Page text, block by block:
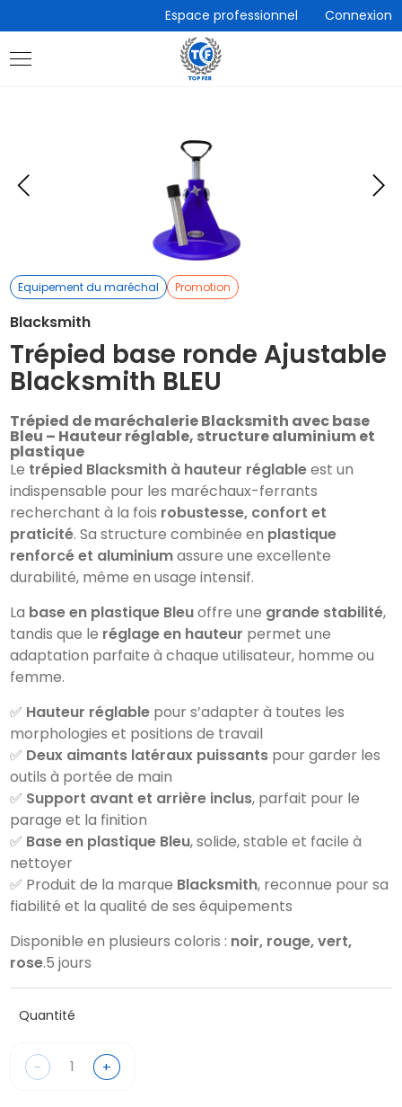
directement
au
contenu
Espace professionnel Connexion
Equipement du maréchal Promotion
Blacksmith
Trépied base ronde Ajustable
Blacksmith BLEU
Trépied de maréchalerie Blacksmith avec base
Bleu – Hauteur réglable, structure aluminium et
plastique
Le trépied Blacksmith à hauteur réglableest un
indispensable pour les maréchaux-ferrants
recherchant à la fois robustesse, confort et
praticité. Sa structure combinée en plastique
renforcé et aluminiumassure une excellente
durabilité, même en usage intensif.
La base en plastique Bleuoffre une grande stabilité,
tandis que le réglage en hauteur permet une
adaptation parfaite à chaque utilisateur, homme ou
femme.
✅ Hauteur réglable pour s’adapter à toutes les
morphologies et positions de travail
✅ Deux aimants latéraux puissants pour garder les
outils à portée de main
✅ Support avant et arrière inclus, parfait pour le
parage et la finition
✅ Base en plastique Bleu, solide, stable et facile à
nettoyer
✅ Produit de la marque Blacksmith, reconnue pour sa
fiabilité et la qualité de ses équipements
Disponible en plusieurs coloris : noir, rouge, vert,
rose.5 jours
Quantité
- +